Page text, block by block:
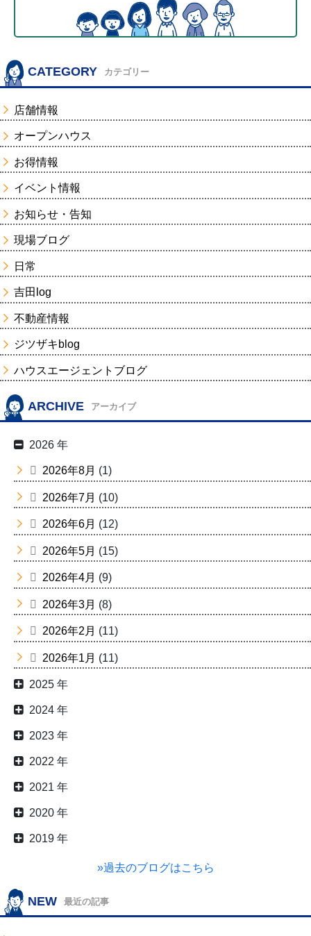
CATEGORY カテゴリー
店舗情報
オープンハウス
お得情報
イベント情報
お知らせ・告知
現場ブログ
日常
吉田log
不動産情報
ジツザキblog
ハウスエージェントブログ
ARCHIVE アーカイブ
2026 年
2026年8月 (1)
2026年7月 (10)
2026年6月 (12)
2026年5月 (15)
2026年4月 (9)
2026年3月 (8)
2026年2月 (11)
2026年1月 (11)
2025 年
2024 年
2023 年
2022 年
2021 年
2020 年
2019 年
»過去のブログはこちら
NEW 最近の記事